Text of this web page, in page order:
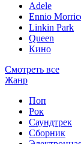
Adele
Ennio
Linkin Park
Queen
Кино
Смотреть все
Жанр
Поп
Рок
Саундтрек
Сборник